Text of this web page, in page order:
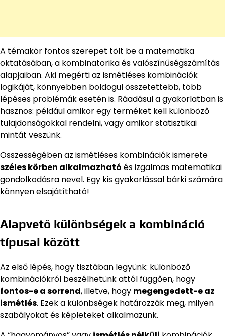
A témakör fontos szerepet tölt be a matematika
oktatásában, a kombinatorika és valószínűségszámítás
alapjaiban. Aki megérti az ismétléses kombinációk
logikáját, könnyebben boldogul összetettebb, több
lépéses problémák esetén is. Ráadásul a gyakorlatban is
hasznos: például amikor egy terméket kell különböző
tulajdonságokkal rendelni, vagy amikor statisztikai
mintát veszünk.
Összességében az ismétléses kombinációk ismerete
széles körben alkalmazható és izgalmas matematikai
gondolkodásra nevel. Egy kis gyakorlással bárki számára
könnyen elsajátítható!
Alapvető különbségek a kombináció
típusai között
Az első lépés, hogy tisztában legyünk: különböző
kombinációkról beszélhetünk attól függően, hogy
fontos-e a sorrend, illetve, hogy megengedett-e az
ismétlés. Ezek a különbségek határozzák meg, milyen
szabályokat és képleteket alkalmazunk.